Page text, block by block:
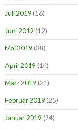
Juli 2019 (16)
Juni 2019 (12)
Mai 2019 (28)
April 2019 (14)
März 2019 (21)
Februar 2019 (25)
Januar 2019 (24)